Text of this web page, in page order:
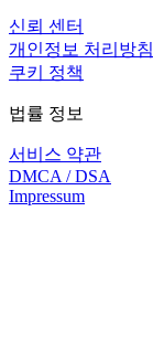
신뢰 센터
개인정보 처리방침
쿠키 정책
법률 정보
서비스 약관
DMCA / DSA
Impressum